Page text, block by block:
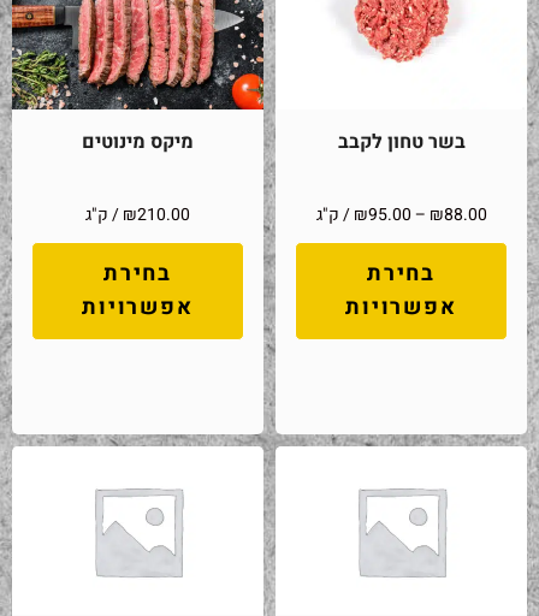
בשר טחון לקבב
₪88.00
–
₪95.00 / ק"ג
בחירת
אפשרויות
מיקס מינוטים
₪210.00 / ק"ג
בחירת
אפשרויות